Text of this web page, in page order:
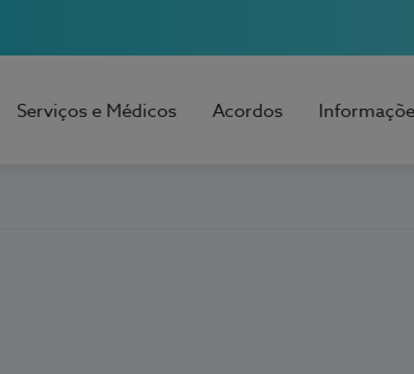
Serviços e Médicos Acordos